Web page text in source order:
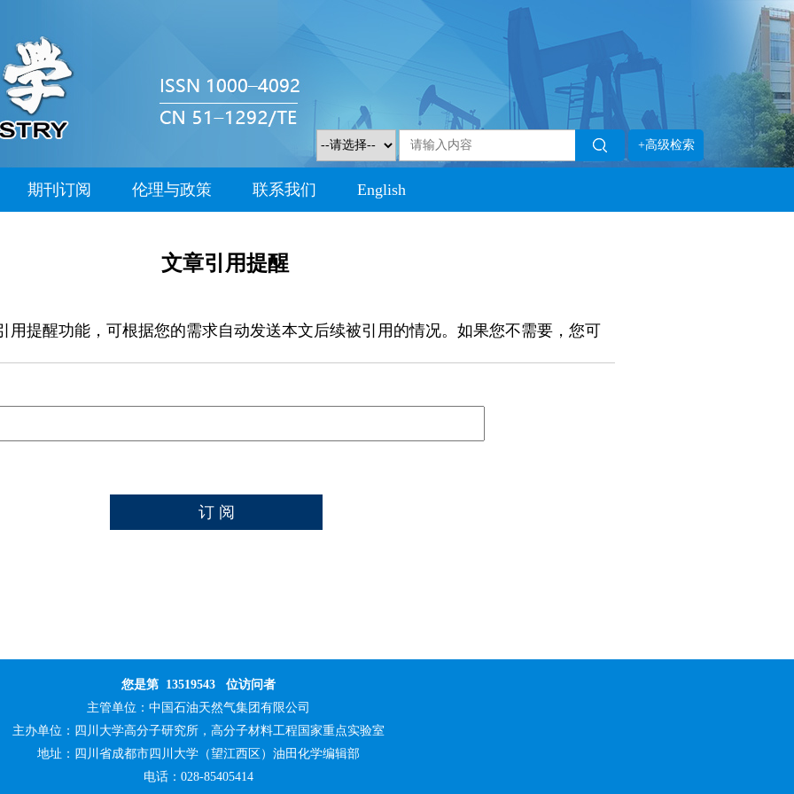
+高级检索
期刊订阅 伦理与政策 联系我们 English
文章引用提醒
用提醒功能，可根据您的需求自动发送本文后续被引用的情况。如果您不需要，您可
您是第 13519543 位访问者
主管单位： 中国石油天然气集团有限公司
主办单位： 四川大学高分子研究所，高分子材料工程国家重点实验室
地址：四川省成都市四川大学（望江西区）油田化学编辑部
电话：028-85405414